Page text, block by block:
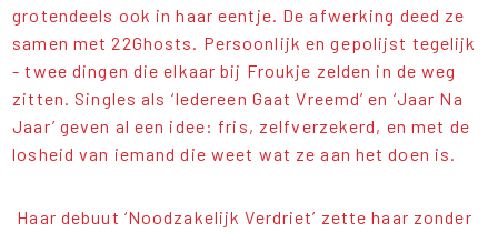
grotendeels ook in haar eentje. De afwerking deed ze
samen met 22Ghosts. Persoonlijk en gepolijst tegelijk
- twee dingen die elkaar bij Froukje zelden in de weg
zitten. Singles als ‘Iedereen Gaat Vreemd’ en ‘Jaar Na
Jaar’ geven al een idee: fris, zelfverzekerd, en met de
losheid van iemand die weet wat ze aan het doen is.
Haar debuut ‘Noodzakelijk Verdriet’ zette haar zonder